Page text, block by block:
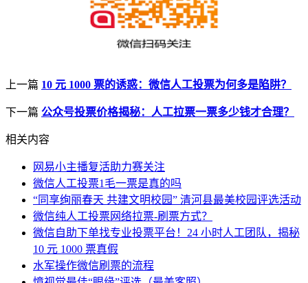
上一篇 10 元 1000 票的诱惑：微信人工投票为何多是陷阱？
下一篇 公众号投票价格揭秘：人工拉票一票多少钱才合理？
相关内容
网易小主播复活助力赛关注
微信人工投票1毛一票是真的吗
“同享绚丽春天 共建文明校园” 清河县最美校园评选活动
微信纯人工投票网络拉票-刷票方式？
微信自助下单找专业投票平台！24 小时人工团队，揭秘
10 元 1000 票真假
水军操作微信刷票的流程